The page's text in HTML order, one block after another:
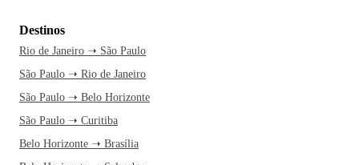
Destinos
Rio de Janeiro ➝ São Paulo
São Paulo ➝ Rio de Janeiro
São Paulo ➝ Belo Horizonte
São Paulo ➝ Curitiba
Belo Horizonte ➝ Brasília